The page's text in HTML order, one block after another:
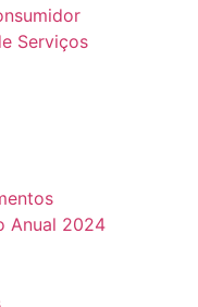
Serviços
Anual 2024